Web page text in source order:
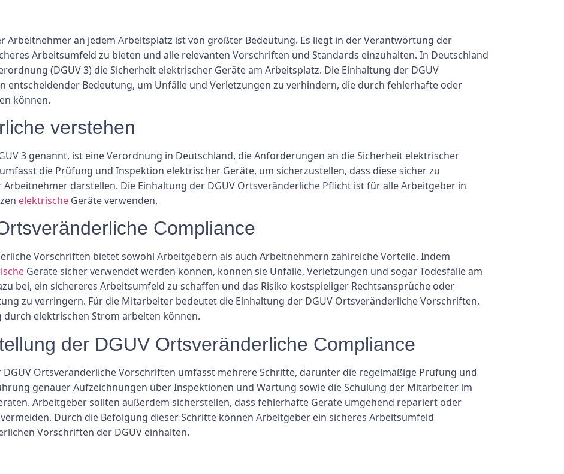
Arbeitnehmer an jedem Arbeitsplatz ist von größter Bedeutung. Es liegt in der Verantwortung der
Arbeitsumfeld zu bieten und alle relevanten Vorschriften und Standards einzuhalten. In Deutschland
(DGUV 3) die Sicherheit elektrischer Geräte am Arbeitsplatz. Die Einhaltung der DGUV
entscheidender Bedeutung, um Unfälle und Verletzungen zu verhindern, die durch fehlerhafte oder
können.
verstehen
3 genannt, ist eine Verordnung in Deutschland, die Anforderungen an die Sicherheit elektrischer
die Prüfung und Inspektion elektrischer Geräte, um sicherzustellen, dass diese sicher zu
darstellen. Die Einhaltung der DGUV Ortsveränderliche Pflicht ist für alle Arbeitgeber in
elektrische Geräte verwenden.
Compliance
Vorschriften bietet sowohl Arbeitgebern als auch Arbeitnehmern zahlreiche Vorteile. Indem
Geräte sicher verwendet werden können, können sie Unfälle, Verletzungen und sogar Todesfälle am
bei, ein sichereres Arbeitsumfeld zu schaffen und das Risiko kostspieliger Rechtsansprüche oder
zu verringern. Für die Mitarbeiter bedeutet die Einhaltung der DGUV Ortsveränderliche Vorschriften,
elektrischen Strom arbeiten können.
der DGUV Ortsveränderliche Compliance
Ortsveränderliche Vorschriften umfasst mehrere Schritte, darunter die regelmäßige Prüfung und
genauer Aufzeichnungen über Inspektionen und Wartung sowie die Schulung der Mitarbeiter im
Arbeitgeber sollten außerdem sicherstellen, dass fehlerhafte Geräte umgehend repariert oder
Durch die Befolgung dieser Schritte können Arbeitgeber ein sicheres Arbeitsumfeld
Vorschriften der DGUV einhalten.